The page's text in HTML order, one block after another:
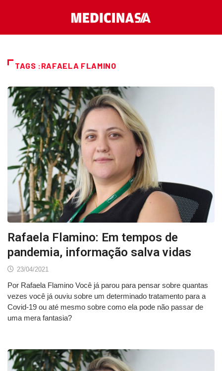
TAGS :RAFAELA FLAMINO
Rafaela Flamino: Em tempos de
pandemia, informação salva vidas
23/04/2021
Por Rafaela Flamino Você já parou para pensar sobre quantas
vezes você já ouviu sobre um determinado tratamento para a
Covid-19 ou até mesmo sobre como ela pode não passar de
uma mera fantasia?